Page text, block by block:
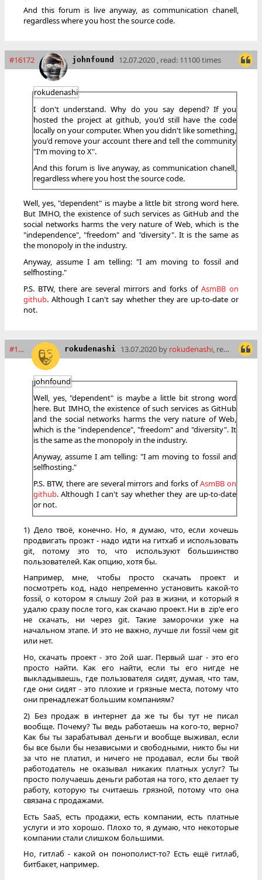
And this forum is live anyway, as communication chanell,
regardless where you host the source code.
#16172 johnfound 12.07.2020 , read: 11100 times
rokudenashi
I don't understand. Why do you say depend? If you
hosted the project at github, you'd still have the code
locally on your computer. When you didn't like something,
you'd remove your account there and tell the community
"I'm moving to X".
And this forum is live anyway, as communication chanell,
regardless where you host the source code.
Well, yes, "dependent" is maybe a little bit strong word here.
But IMHO, the existence of such services as GitHub and the
social networks harms the very nature of Web, which is the
"independence", "freedom" and "diversity". It is the same as
the monopoly in the industry.
Anyway, assume I am telling: "I am moving to fossil and
selfhosting."
P.S. BTW, there are several mirrors and forks of AsmBB on
github. Although I can't say whether they are up-to-date or
not.
#16173 rokudenashi 13.07.2020 by rokudenashi, read: 11090 times
johnfound
Well, yes, "dependent" is maybe a little bit strong word
here. But IMHO, the existence of such services as GitHub
and the social networks harms the very nature of Web,
which is the "independence", "freedom" and "diversity". It
is the same as the monopoly in the industry.
Anyway, assume I am telling: "I am moving to fossil and
selfhosting."
P.S. BTW, there are several mirrors and forks ofAsmBB on
github. Although I can't say whether they are up-to-date
or not.
1) Дело твоё, конечно. Но, я думаю, что, если хочешь
продвигать проэкт - надо идти на гитхаб и использовать
git, потому это то, что используют большинство
пользователей. Как опцию, хотя бы.
Например, мне, чтобы просто скачать проект и
посмотреть код, надо непременно установить какой-то
fossil, о котором я слышу 2ой раз в жизни, и который я
удалю сразу после того, как скачаю проект. Ни в zip'e его
не скачать, ни через git. Такие заморочки уже на
начальном этапе. И это не важно, лучше ли fossil чем git
или нет.
Но, скачать проект - это 2ой шаг. Первый шаг - это его
просто найти. Как его найти, если ты его нигде не
выкладываешь, где пользователя сидят, думая, что там,
где они сидят - это плохие и грязные места, потому что
они пренадлежат большим компаниям?
2) Без продаж в интернет да же ты бы тут не писал
вообще. Почему? Ты ведь работаешь на кого-то, верно?
Как бы ты зарабатывал деньги и вообще выживал, если
бы все были бы независыми и свободными, никто бы ни
за что не платил, и ничего не продавал, если бы твой
работодатель не оказывал никаких платных услуг? Ты
просто получаешь деньги работая на того, кто делает ту
работу, которую ты считаешь грязной, потому что она
связана с продажами.
Есть SaaS, есть продажи, есть компании, есть платные
услуги и это хорошо. Плохо то, я думаю, что некоторые
компании стали слишком большими.
Но, гитлаб - какой он понополист-то? Есть ещё гитлаб,
битбакет, например.